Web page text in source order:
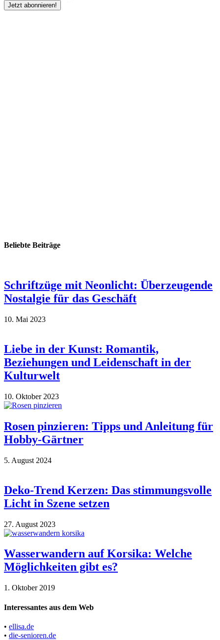
Beliebte Beiträge
Schriftzüge mit Neonlicht: Überzeugende
Nostalgie für das Geschäft
10. Mai 2023
Liebe in der Kunst: Romantik,
Beziehungen und Leidenschaft in der
Kulturwelt
10. Oktober 2023
Rosen pinzieren: Tipps und Anleitung für
Hobby-Gärtner
5. August 2024
Deko-Trend Kerzen: Das stimmungsvolle
Licht in Szene setzen
27. August 2023
Wasserwandern auf Korsika: Welche
Möglichkeiten gibt es?
1. Oktober 2019
Interessantes aus dem Web
• ellisa.de
• die-senioren.de